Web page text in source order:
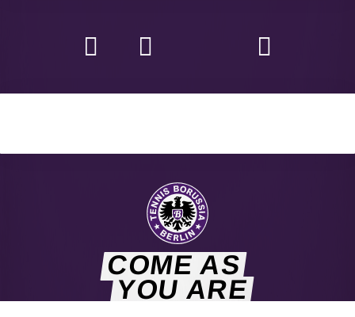
COME AS
YOU ARE